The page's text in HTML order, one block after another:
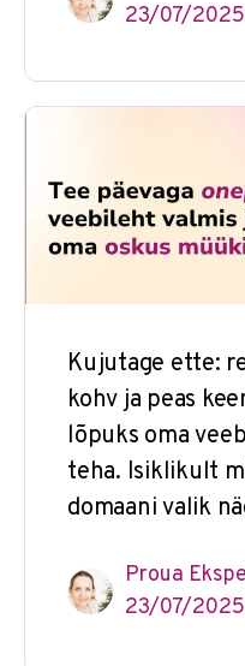
23/07/2025
Kujutage ette:
kohv ja peas
lõpuks oma
teha. Isiklikult
domaani valik
Proua
23/07/2025